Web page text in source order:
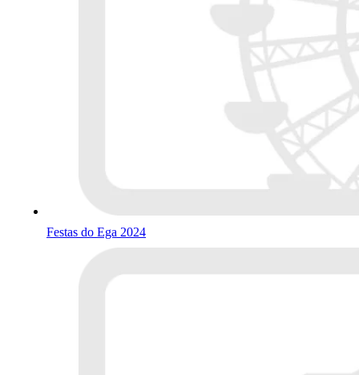
Festas do Ega 2024